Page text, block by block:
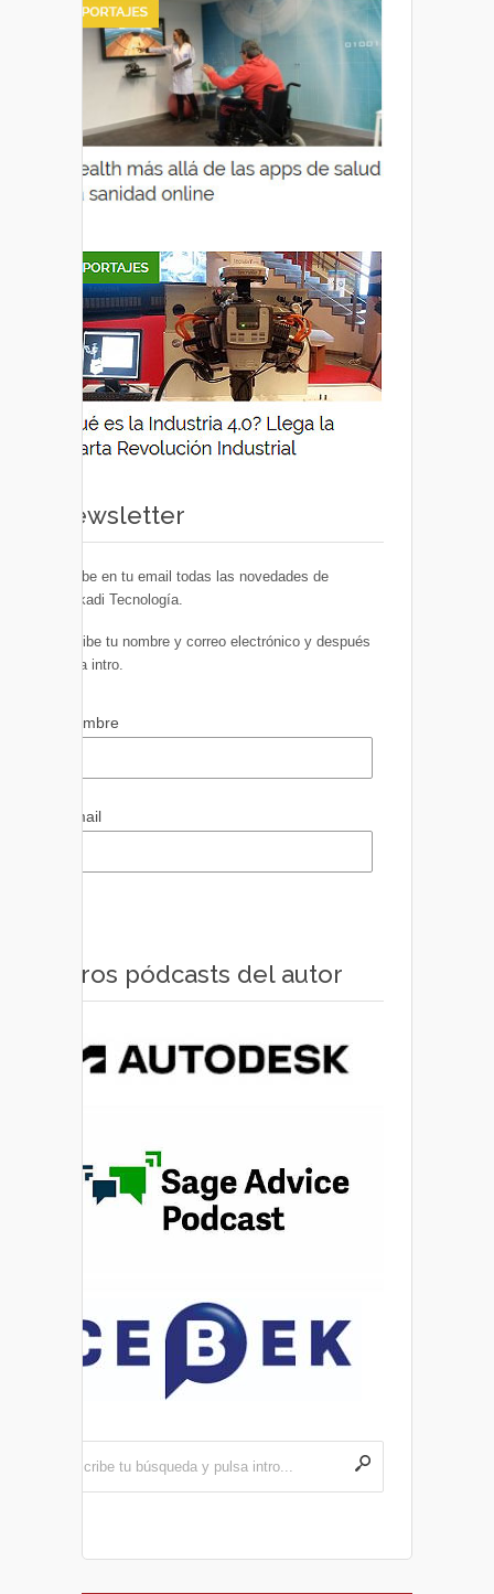
Newsletter
Recibe en tu email todas las novedades de
Euskadi Tecnología.
Escribe tu nombre y correo electrónico y después
pulsa intro.
Nombre
Email
Otros pódcasts del autor